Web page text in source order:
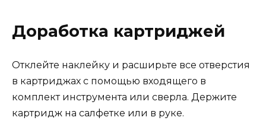
Доработка картриджей
Отклейте наклейку и расширьте все отверстия
в картриджах с помощью входящего в
комплект инструмента или сверла. Держите
картридж на салфетке или в руке.